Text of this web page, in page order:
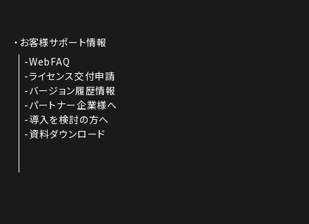
お客様サポート情報
WebFAQ
ライセンス交付申請
バージョン履歴情報
パートナー企業様へ
導入を検討の方へ
資料ダウンロード